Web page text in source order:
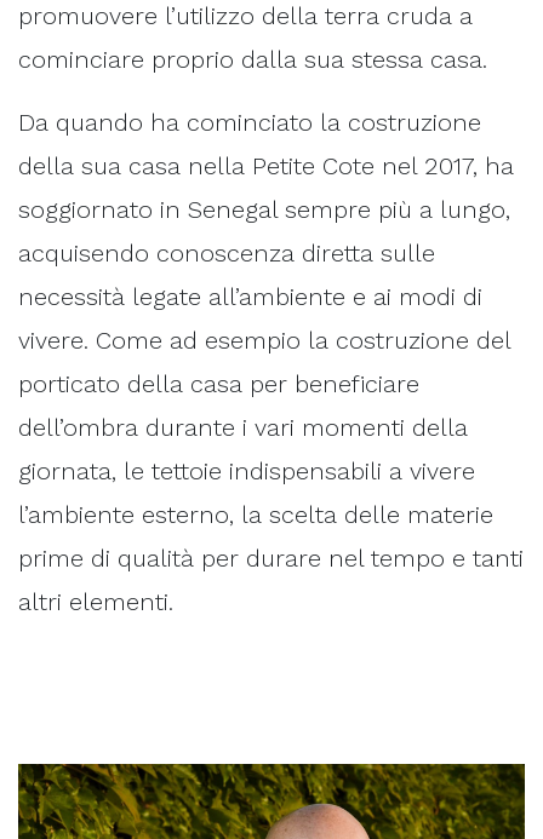
promuovere l’utilizzo della terra cruda a
cominciare proprio dalla sua stessa casa.
Da quando ha cominciato la costruzione
della sua casa nella Petite Cote nel 2017, ha
soggiornato in Senegal sempre più a lungo,
acquisendo conoscenza diretta sulle
necessità legate all’ambiente e ai modi di
vivere. Come ad esempio la costruzione del
porticato della casa per beneficiare
dell’ombra durante i vari momenti della
giornata, le tettoie indispensabili a vivere
l’ambiente esterno, la scelta delle materie
prime di qualità per durare nel tempo e tanti
altri elementi.